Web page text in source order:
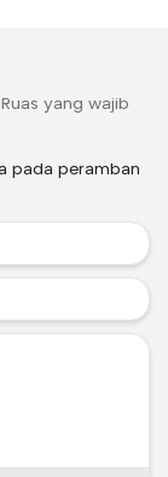
Ruas yang wajib
pada peramban